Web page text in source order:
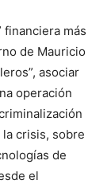
financiera más
de Mauricio
asociar
operación
crisis, sobre
de
el